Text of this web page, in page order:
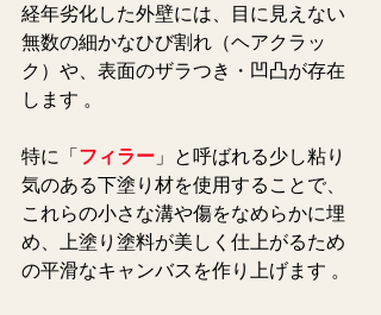
経年劣化した外壁には、目に見えない
無数の細かなひび割れ（ヘアクラッ
ク）や、表面のザラつき・凹凸が存在
します 。
特に「フィラー 」と呼ばれる少し粘り
気のある下塗り材を使用することで、
これらの小さな溝や傷をなめらかに埋
め、上塗り塗料が美しく仕上がるため
の平滑なキャンバスを作り上げます 。